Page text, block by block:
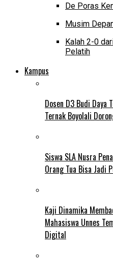
De Poras
Musim
Kalah 2-0
Pelatih
Kampus
Dosen D3 Budi Daya
Ternak Boyolali
Siswa SLA Nusra
Orang Tua Bisa Jadi
Kaji Dinamika
Mahasiswa Unnes
Digital